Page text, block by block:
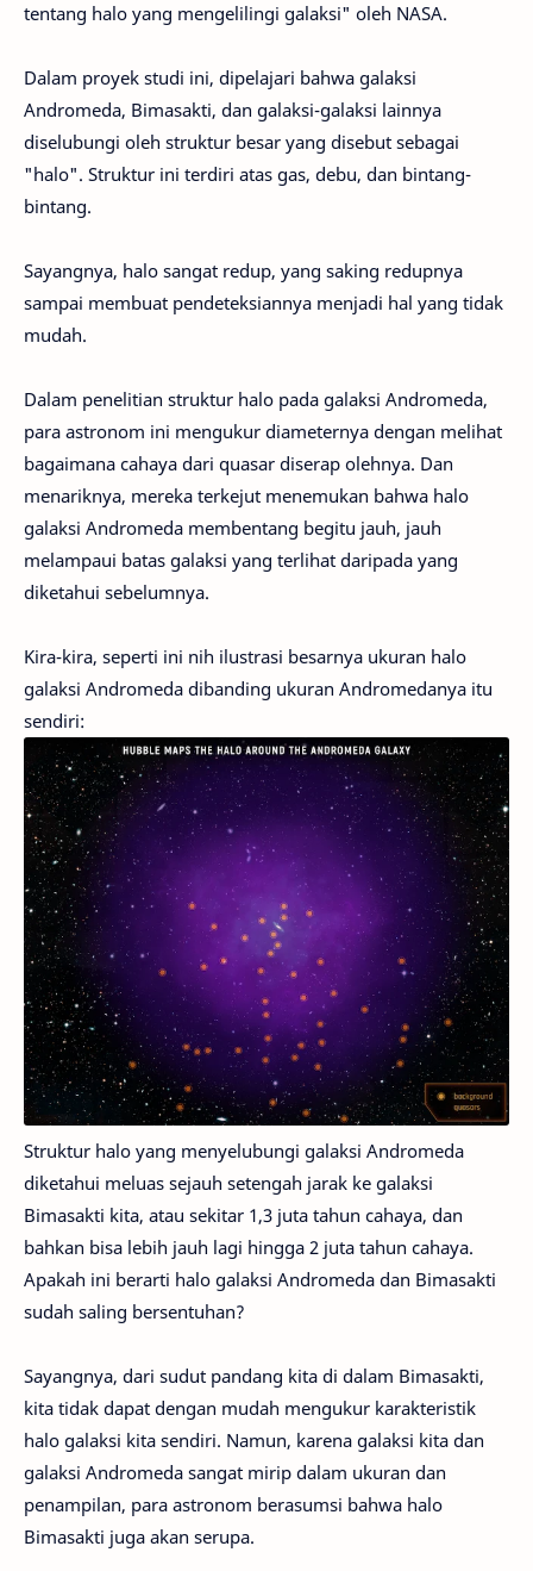
tentang halo yang mengelilingi galaksi" oleh NASA.
Dalam proyek studi ini, dipelajari bahwa galaksi
Andromeda, Bimasakti, dan galaksi-galaksi lainnya
diselubungi oleh struktur besar yang disebut sebagai
"halo". Struktur ini terdiri atas gas, debu, dan bintang-
bintang.
Sayangnya, halo sangat redup, yang saking redupnya
sampai membuat pendeteksiannya menjadi hal yang tidak
mudah.
Dalam penelitian struktur halo pada galaksi Andromeda,
para astronom ini mengukur diameternya dengan melihat
bagaimana cahaya dari quasar diserap olehnya. Dan
menariknya, mereka terkejut menemukan bahwa halo
galaksi Andromeda membentang begitu jauh, jauh
melampaui batas galaksi yang terlihat daripada yang
diketahui sebelumnya.
Kira-kira, seperti ini nih ilustrasi besarnya ukuran halo
galaksi Andromeda dibanding ukuran Andromedanya itu
sendiri:
Struktur halo yang menyelubungi galaksi Andromeda
diketahui meluas sejauh setengah jarak ke galaksi
Bimasakti kita, atau sekitar 1,3 juta tahun cahaya, dan
bahkan bisa lebih jauh lagi hingga 2 juta tahun cahaya.
Apakah ini berarti halo galaksi Andromeda dan Bimasakti
sudah saling bersentuhan?
Sayangnya, dari sudut pandang kita di dalam Bimasakti,
kita tidak dapat dengan mudah mengukur karakteristik
halo galaksi kita sendiri. Namun, karena galaksi kita dan
galaksi Andromeda sangat mirip dalam ukuran dan
penampilan, para astronom berasumsi bahwa halo
Bimasakti juga akan serupa.